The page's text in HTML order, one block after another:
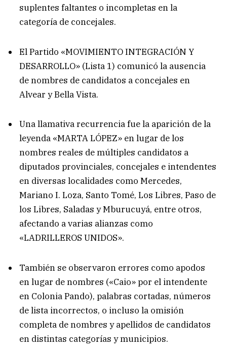
suplentes faltantes o incompletas en la
categoría de concejales.
El Partido «MOVIMIENTO INTEGRACIÓN Y
DESARROLLO» (Lista 1) comunicó la ausencia
de nombres de candidatos a concejales en
Alvear y Bella Vista.
Una llamativa recurrencia fue la aparición de la
leyenda «MARTA LÓPEZ» en lugar de los
nombres reales de múltiples candidatos a
diputados provinciales, concejales e intendentes
en diversas localidades como Mercedes,
Mariano I. Loza, Santo Tomé, Los Libres, Paso de
los Libres, Saladas y Mburucuyá, entre otros,
afectando a varias alianzas como
«LADRILLEROS UNIDOS».
También se observaron errores como apodos
en lugar de nombres («Caio» por el intendente
en Colonia Pando), palabras cortadas, números
de lista incorrectos, o incluso la omisión
completa de nombres y apellidos de candidatos
en distintas categorías y municipios.